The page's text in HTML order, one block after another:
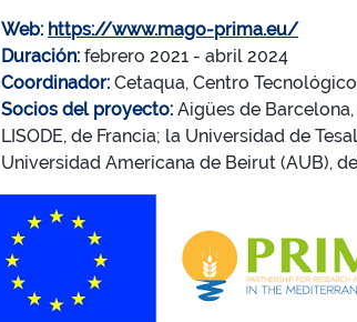
Web: https://www.mago-prima.eu/
Duración: febrero 2021 - abril 2024
Coordinador: Cetaqua, Centro
Socios del proyecto: Aigües de
LISODE, de Francia; la Universidad de
Universidad Americana de Beirut (AUB),